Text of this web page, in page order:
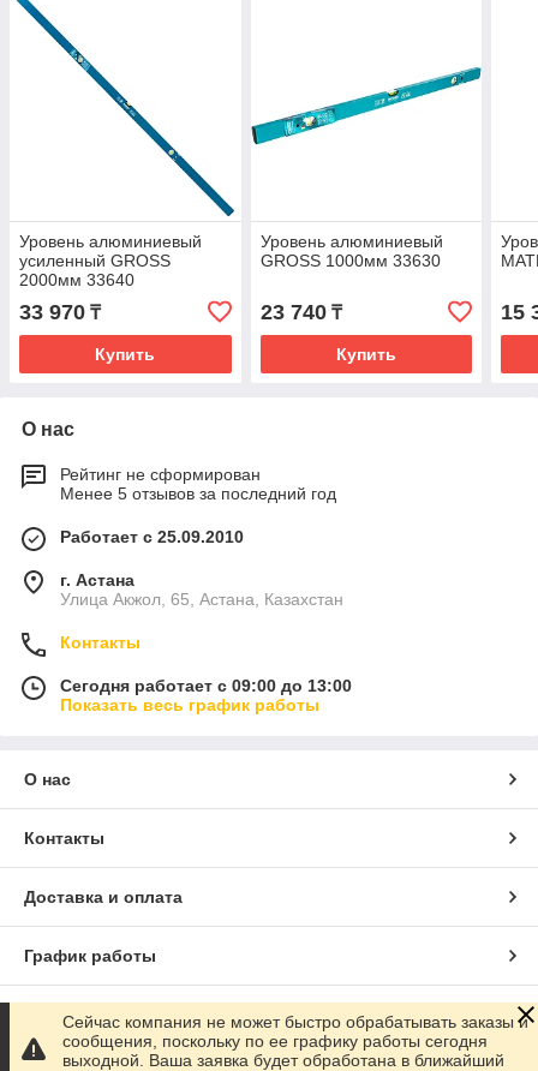
Уровень алюминиевый
усиленный GROSS
2000мм 33640
33 970 ₸
Купить
Уровень алюминиевый
GROSS 1000мм 33630
23 740₸
Купить
15
О нас
Рейтинг не сформирован
Менее 5 отзывов за последний год
Работает с 25.09.2010
г. Астана
Улица Акжол, 65, Астана, Казахстан
Контакты
Сегодня работает с 09:00 до 13:00
Показать весь график работы
О нас
Контакты
Доставка и оплата
График работы
Полная версия сайта
Сейчас компания не может быстро обрабатывать заказы и
сообщения, поскольку по ее графику работы сегодня
выходной. Ваша заявка будет обработана в ближайший